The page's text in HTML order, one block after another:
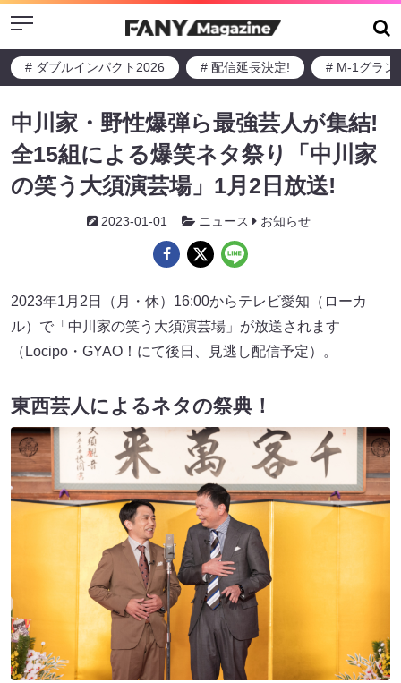
Menu
# ダブルインパクト2026 # 配信延長決定! # M-1グラン
中川家・野性爆弾ら最強芸人が集結!
全15組による爆笑ネタ祭り「中川家
の笑う大須演芸場」1月2日放送!
2023-01-01 ニュース お知らせ
2023年1月2日（月・休）16:00からテレビ愛知（ローカ
ル）で「中川家の笑う大須演芸場」が放送されます
（Locipo・GYAO！にて後日、見逃し配信予定）。
東西芸人によるネタの祭典！